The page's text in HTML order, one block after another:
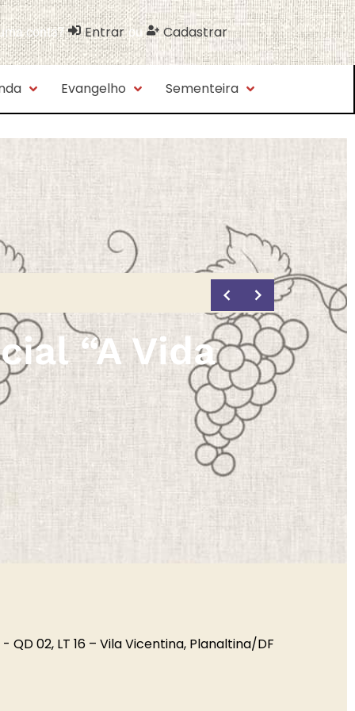
conta? Entrar ou Cadastrar
Evangelho Sementeira
“A Vida
- QD 02, LT 16 – Vila Vicentina, Planaltina/DF